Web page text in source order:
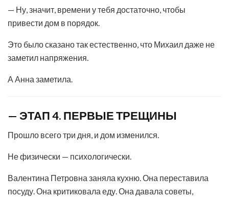
— Ну, значит, времени у тебя достаточно, чтобы
привести дом в порядок.
Это было сказано так естественно, что Михаил даже не
заметил напряжения.
А Анна заметила.
— ЭТАП 4. ПЕРВЫЕ ТРЕЩИНЫ
Прошло всего три дня, и дом изменился.
Не физически — психологически.
Валентина Петровна заняла кухню. Она переставила
посуду. Она критиковала еду. Она давала советы,